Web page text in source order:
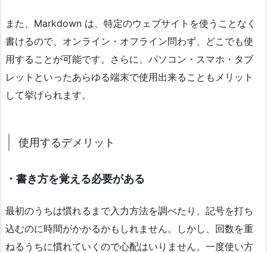
また、Markdown は、特定のウェブサイトを使うことなく
書けるので、オンライン・オフライン問わず、どこでも使
用することが可能です。さらに、パソコン・スマホ・タブ
レットといったあらゆる端末で使用出来ることもメリット
して挙げられます。
使用するデメリット
・書き方を覚える必要がある
最初のうちは慣れるまで入力方法を調べたり、記号を打ち
込むのに時間がかかるかもしれません。しかし、回数を重
ねるうちに慣れていくので心配はいりません。一度使い方